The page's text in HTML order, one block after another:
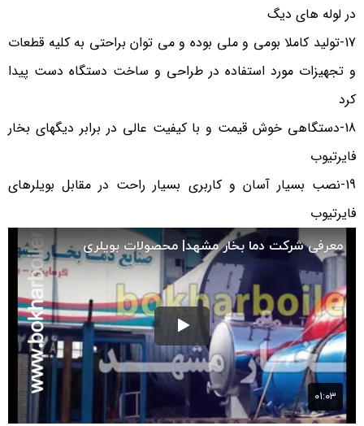
در لوله های دیگ
17-تولید کاملا بومی و ملی بوده و می توان براحتی به کلیه قطعات
و تجهیزات مورد استفاده در طراحی و ساخت دستگاه دست پیدا
کرد
18-دستگاهی خوش قیمت و با کیفیت عالی در برابر دیگهای بخار
فایرتیوب
19-نصب بسیار آسان و کاربری بسیار راحت در مقابل بویلرهای
فایرتیوب